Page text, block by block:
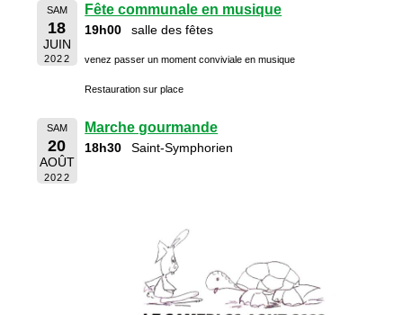
SAM
18
JUIN
2022
Fête communale en musique
19h00 salle des fêtes
venez passer un moment conviviale en musique
Restauration sur place
SAM
20
AOÛT
2022
Marche gourmande
18h30 Saint-Symphorien